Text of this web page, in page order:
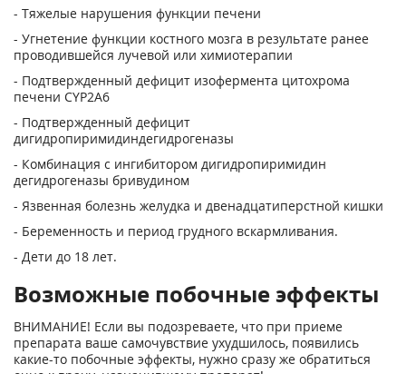
- Тяжелые нарушения функции печени
- Угнетение функции костного мозга в результате ранее
проводившейся лучевой или химиотерапии
- Подтвержденный дефицит изофермента цитохрома
печени CYP2A6
- Подтвержденный дефицит
дигидропиримидиндегидрогеназы
- Комбинация с ингибитором дигидропиримидин
дегидрогеназы бривудином
- Язвенная болезнь желудка и двенадцатиперстной кишки
- Беременность и период грудного вскармливания.
- Дети до 18 лет.
Возможные побочные эффекты
ВНИМАНИЕ! Если вы подозреваете, что при приеме
препарата ваше самочувствие ухудшилось, появились
какие-то побочные эффекты, нужно сразу же обратиться